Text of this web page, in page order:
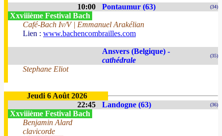
10:00 Pontaumur (63) (34)
Xxviiième Festival Bach
Café-Bach Iv/V | Emmanuel Arakélian
Lien : www.bachencombrailles.com
Ansvers (Belgique) -
cathédrale
(35)
Stephane Eliot
Jeudi 6 Août 2026
22:45
Landogne (63) (36)
Xxviiième Festival Bach
Benjamin Alard
clavicorde